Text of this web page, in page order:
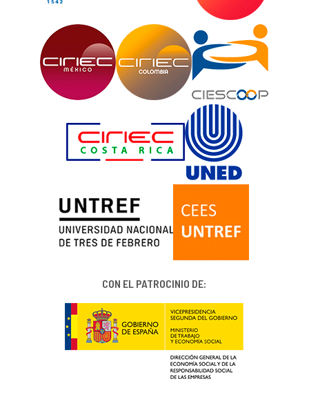
CON EL PATROCINIO DE: